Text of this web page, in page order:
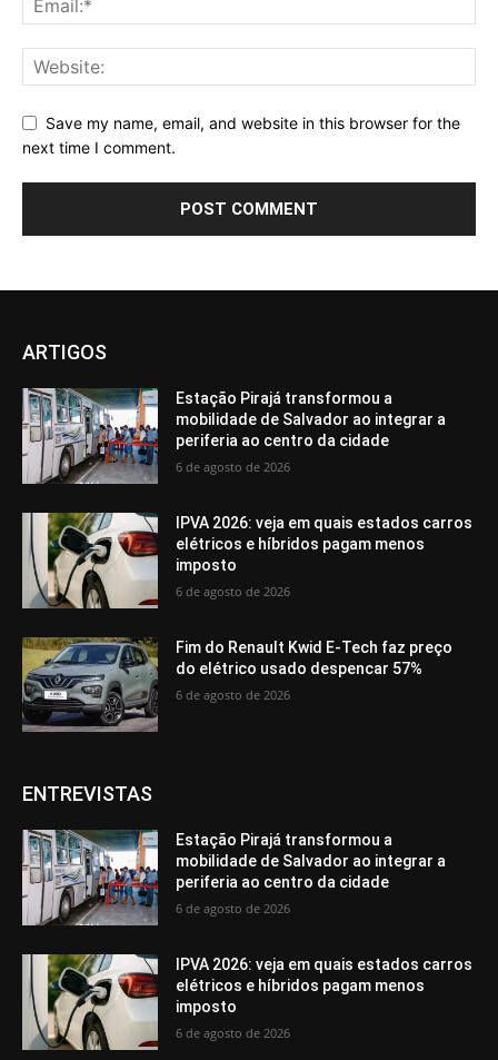
Save my name, email, and website in this browser for the
next time I comment.
ARTIGOS
Estação Pirajá transformou a
mobilidade de Salvador ao integrar a
periferia ao centro da cidade
6 de agosto de 2026
IPVA 2026: veja em quais estados carros
elétricos e híbridos pagam menos
imposto
6 de agosto de 2026
Fim do Renault Kwid E-Tech faz preço
do elétrico usado despencar 57%
6 de agosto de 2026
ENTREVISTAS
Estação Pirajá transformou a
mobilidade de Salvador ao integrar a
periferia ao centro da cidade
6 de agosto de 2026
IPVA 2026: veja em quais estados carros
elétricos e híbridos pagam menos
imposto
6 de agosto de 2026